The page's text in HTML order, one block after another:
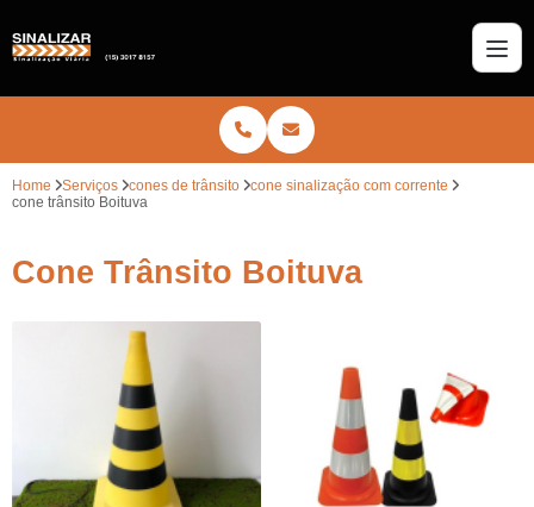
Home Serviços cones de trânsito
cone sinalização com corrente
cone trânsito Boituva
Cone Trânsito Boituva